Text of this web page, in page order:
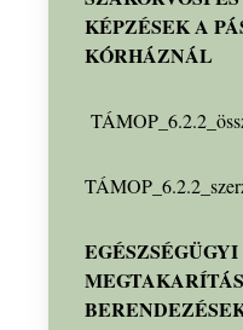
KÉPZÉSEK A
KÓRHÁZNÁL